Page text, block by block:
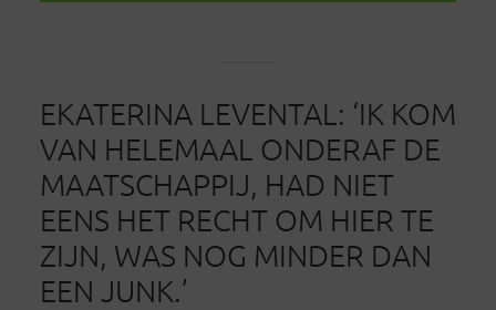
EKATERINA LEVENTAL: ‘IK KOM
VAN HELEMAAL ONDERAF DE
MAATSCHAPPIJ, HAD NIET
EENS HET RECHT OM HIER TE
ZIJN, WAS NOG MINDER DAN
EEN JUNK.’